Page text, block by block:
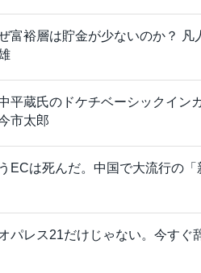
富裕層は貯金が少ないのか？
平蔵氏のドケチベーシックイン
市太郎
ECは死んだ。中国で大流行の
パレス21だけじゃない。今すぐ